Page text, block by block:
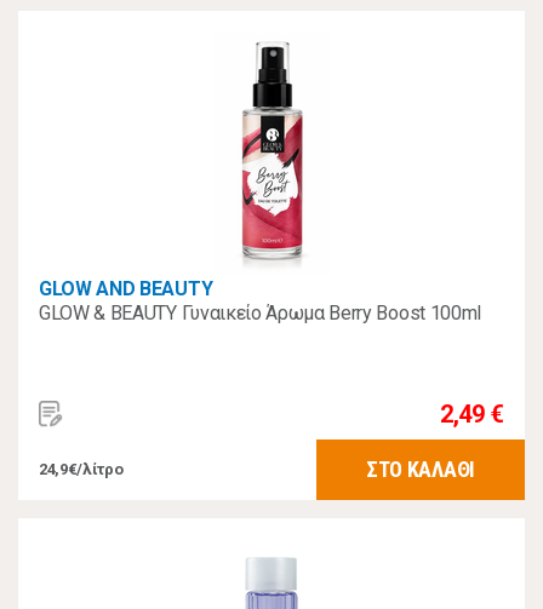
GLOW AND BEAUTY
GLOW & BEAUTY Γυναικείο Άρωμα Berry Boost 100ml
2,49 €
24,9€/λίτρο ΣΤΟ ΚΑΛΑΘΙ